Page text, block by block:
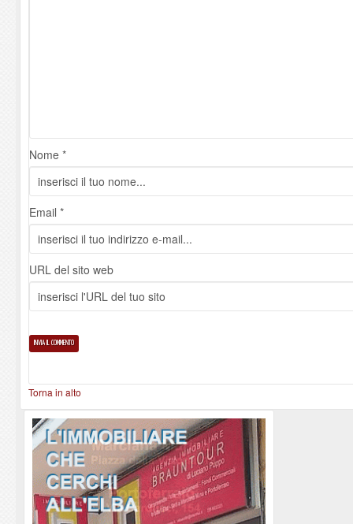
Nome *
Email *
URL del sito web
Torna in alto